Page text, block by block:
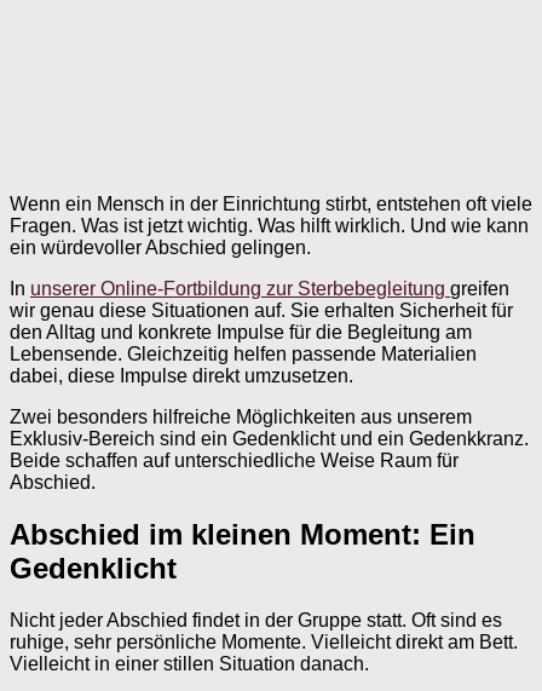
Wenn ein Mensch in der Einrichtung stirbt, entstehen oft viele
Fragen. Was ist jetzt wichtig. Was hilft wirklich. Und wie kann
ein würdevoller Abschied gelingen.
In unserer Online-Fortbildung zur Sterbebegleitung greifen
wir genau diese Situationen auf. Sie erhalten Sicherheit für
den Alltag und konkrete Impulse für die Begleitung am
Lebensende. Gleichzeitig helfen passende Materialien
dabei, diese Impulse direkt umzusetzen.
Zwei besonders hilfreiche Möglichkeiten aus unserem
Exklusiv-Bereich sind ein Gedenklicht und ein Gedenkkranz.
Beide schaffen auf unterschiedliche Weise Raum für
Abschied.
Abschied im kleinen Moment: Ein
Gedenklicht
Nicht jeder Abschied findet in der Gruppe statt. Oft sind es
ruhige, sehr persönliche Momente. Vielleicht direkt am Bett.
Vielleicht in einer stillen Situation danach.